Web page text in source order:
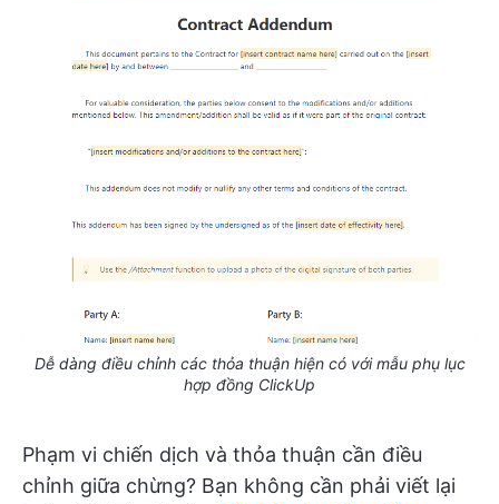
Dễ dàng điều chỉnh các thỏa thuận hiện có với mẫu phụ lục
hợp đồng ClickUp
Phạm vi chiến dịch và thỏa thuận cần điều
chỉnh giữa chừng? Bạn không cần phải viết lại